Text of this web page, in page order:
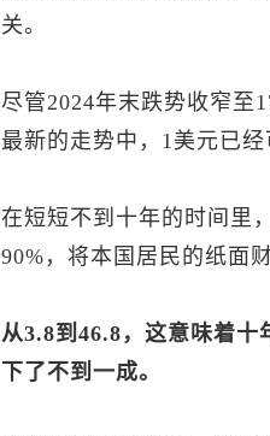
关。
尽管2024年末跌势收窄至
最新的走势中，1美元已经
在短短不到十年的时间里
90%，将本国居民的纸面
从3.8到46.8，这意味着十
下了不到一成。